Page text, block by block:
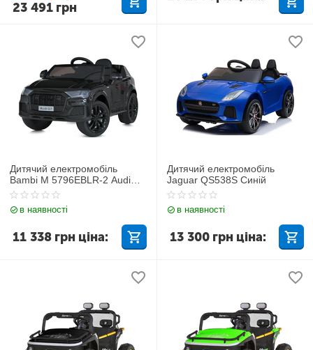
23 491 грн
Дитячий електромобіль
Bambi M 5796EBLR-2 Audi
Q7
в наявності
11 338 грн ціна:
Дитячий електромобіль
Jaguar QS538S Синій
в наявності
13 300 грн ціна: